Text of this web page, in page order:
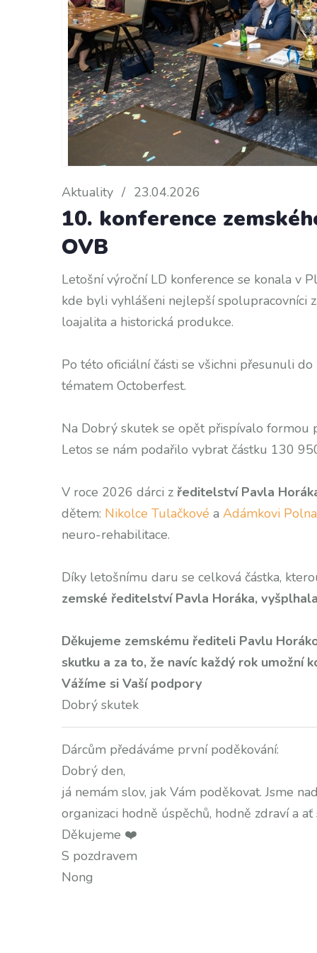
Aktuality / 23.04.2026
10. konference
OVB
Letošní výroční LD konference se konala v
kde byli vyhlášeni nejlepší spolupracovníci
loajalita a historická produkce.
Po této oficiální části se všichni přesunuli
tématem Octoberfest.
Na Dobrý skutek se opět přispívalo formou
Letos se nám podařilo vybrat částku 130
V roce 2026 dárci z ředitelství Pavla
dětem: Nikolce Tulačkové a Adámkovi
neuro-rehabilitace.
Díky letošnímu daru se celková částka,
zemské ředitelství Pavla Horáka,
Děkujeme zemskému řediteli Pavlu
skutku a za to, že navíc každý rok umožní
Vážíme si Vaší podpory
Dobrý skutek
Dárcům předáváme první poděkování:
Dobrý den,
já nemám slov, jak Vám poděkovat. Jsme
organizaci hodně úspěchů, hodně zdraví a
Děkujeme ❤️
S pozdravem
Nong